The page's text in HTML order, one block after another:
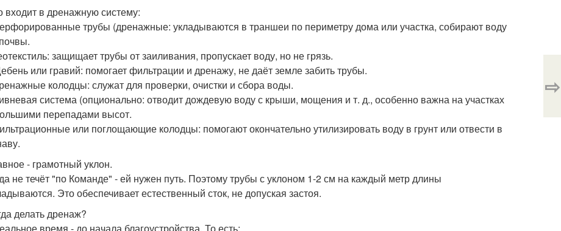
входит в дренажную систему:
трубы (дренажные: укладываются в траншеи по периметру дома или участка, собирают воду
защищает трубы от заиливания, пропускает воду, но не грязь.
или гравий: помогает фильтрации и дренажу, не даёт земле забить трубы.
колодцы: служат для проверки, очистки и сбора воды.
система (опционально: отводит дождевую воду с крыши, мощения и т. д., особенно важна на участках
перепадами высот.
или поглощающие колодцы: помогают окончательно утилизировать воду в грунт или отвести в
- грамотный уклон.
не течёт "по Команде" - ей нужен путь. Поэтому трубы с уклоном 1-2 см на каждый метр длины
Это обеспечивает естественный сток, не допуская застоя.
делать дренаж?
⇨